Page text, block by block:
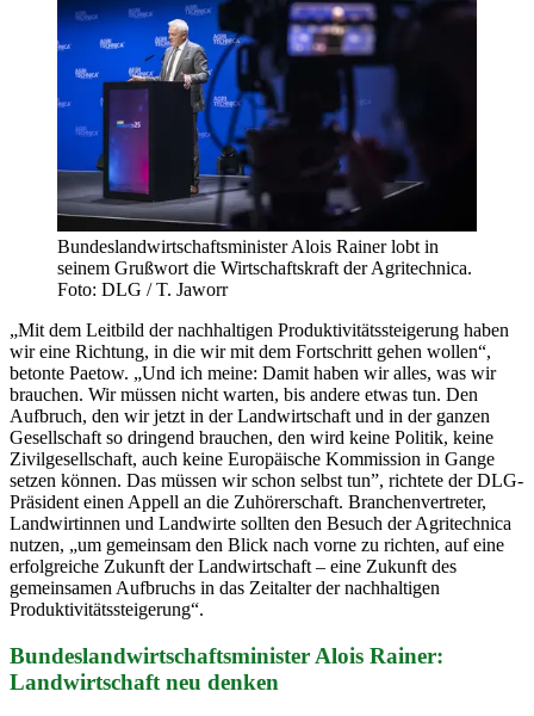
Bundeslandwirtschaftsminister Alois Rainer lobt in
seinem Grußwort die Wirtschaftskraft der Agritechnica.
Foto: DLG / T. Jaworr
„Mit dem Leitbild der nachhaltigen Produktivitätssteigerung haben
wir eine Richtung, in die wir mit dem Fortschritt gehen wollen“,
betonte Paetow. „Und ich meine: Damit haben wir alles, was wir
brauchen. Wir müssen nicht warten, bis andere etwas tun. Den
Aufbruch, den wir jetzt in der Landwirtschaft und in der ganzen
Gesellschaft so dringend brauchen, den wird keine Politik, keine
Zivilgesellschaft, auch keine Europäische Kommission in Gange
setzen können. Das müssen wir schon selbst tun”, richtete der DLG-
Präsident einen Appell an die Zuhörerschaft. Branchenvertreter,
Landwirtinnen und Landwirte sollten den Besuch der Agritechnica
nutzen, „um gemeinsam den Blick nach vorne zu richten, auf eine
erfolgreiche Zukunft der Landwirtschaft – eine Zukunft des
gemeinsamen Aufbruchs in das Zeitalter der nachhaltigen
Produktivitätssteigerung“.
Bundeslandwirtschaftsminister Alois Rainer:
Landwirtschaft neu denken